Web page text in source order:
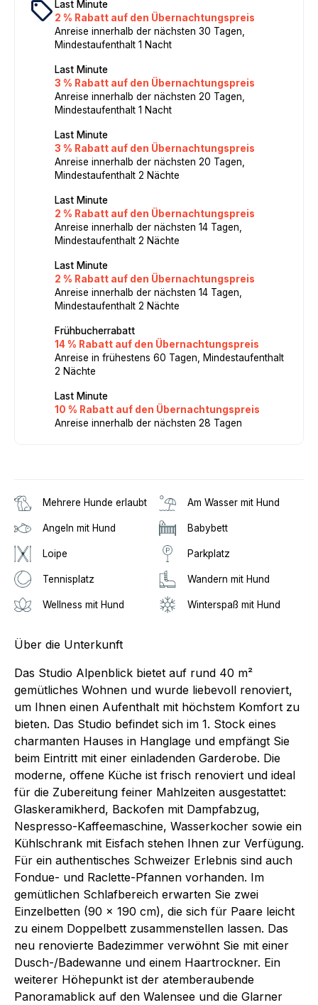
local_offer Last Minute
2 % Rabatt auf den Übernachtungspreis
Anreise innerhalb der nächsten 30 Tagen,
Mindestaufenthalt 1 Nacht
Last Minute
3 % Rabatt auf den Übernachtungspreis
Anreise innerhalb der nächsten 20 Tagen,
Mindestaufenthalt 1 Nacht
Last Minute
3 % Rabatt auf den Übernachtungspreis
Anreise innerhalb der nächsten 20 Tagen,
Mindestaufenthalt 2 Nächte
Last Minute
2 % Rabatt auf den Übernachtungspreis
Anreise innerhalb der nächsten 14 Tagen,
Mindestaufenthalt 2 Nächte
Last Minute
2 % Rabatt auf den Übernachtungspreis
Anreise innerhalb der nächsten 14 Tagen,
Mindestaufenthalt 2 Nächte
Frühbucherrabatt
14 % Rabatt auf den Übernachtungspreis
Anreise in frühestens 60 Tagen, Mindestaufenthalt
2 Nächte
Last Minute
10 % Rabatt auf den Übernachtungspreis
Anreise innerhalb der nächsten 28 Tagen
Mehrere Hunde erlaubt Am Wasser mit Hund
Angeln mit Hund Babybett
Loipe Parkplatz
Tennisplatz Wandern mit Hund
Wellness mit Hund Winterspaß mit Hund
Über die Unterkunft
Das Studio Alpenblick bietet auf rund 40 m²
gemütliches Wohnen und wurde liebevoll renoviert,
um Ihnen einen Aufenthalt mit höchstem Komfort zu
bieten. Das Studio befindet sich im 1. Stock eines
charmanten Hauses in Hanglage und empfängt Sie
beim Eintritt mit einer einladenden Garderobe. Die
moderne, offene Küche ist frisch renoviert und ideal
für die Zubereitung feiner Mahlzeiten ausgestattet:
Glaskeramikherd, Backofen mit Dampfabzug,
Nespresso-Kaffeemaschine, Wasserkocher sowie ein
Kühlschrank mit Eisfach stehen Ihnen zur Verfügung.
Für ein authentisches Schweizer Erlebnis sind auch
Fondue- und Raclette-Pfannen vorhanden. Im
gemütlichen Schlafbereich erwarten Sie zwei
Einzelbetten (90 × 190 cm), die sich für Paare leicht
zu einem Doppelbett zusammenstellen lassen. Das
neu renovierte Badezimmer verwöhnt Sie mit einer
Dusch-/Badewanne und einem Haartrockner. Ein
weiterer Höhepunkt ist der atemberaubende
Panoramablick auf den Walensee und die Glarner